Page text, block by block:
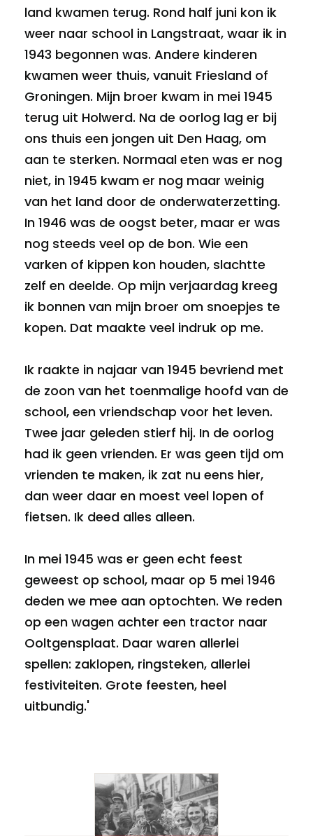
land kwamen terug. Rond half juni kon ik
weer naar school in Langstraat, waar ik in
1943 begonnen was. Andere kinderen
kwamen weer thuis, vanuit Friesland of
Groningen. Mijn broer kwam in mei 1945
terug uit Holwerd. Na de oorlog lag er bij
ons thuis een jongen uit Den Haag, om
aan te sterken. Normaal eten was er nog
niet, in 1945 kwam er nog maar weinig
van het land door de onderwaterzetting.
In 1946 was de oogst beter, maar er was
nog steeds veel op de bon. Wie een
varken of kippen kon houden, slachtte
zelf en deelde. Op mijn verjaardag kreeg
ik bonnen van mijn broer om snoepjes te
kopen. Dat maakte veel indruk op me.
Ik raakte in najaar van 1945 bevriend met
de zoon van het toenmalige hoofd van de
school, een vriendschap voor het leven.
Twee jaar geleden stierf hij. In de oorlog
had ik geen vrienden. Er was geen tijd om
vrienden te maken, ik zat nu eens hier,
dan weer daar en moest veel lopen of
fietsen. Ik deed alles alleen.
In mei 1945 was er geen echt feest
geweest op school, maar op 5 mei 1946
deden we mee aan optochten. We reden
op een wagen achter een tractor naar
Ooltgensplaat. Daar waren allerlei
spellen: zaklopen, ringsteken, allerlei
festiviteiten. Grote feesten, heel
uitbundig.'